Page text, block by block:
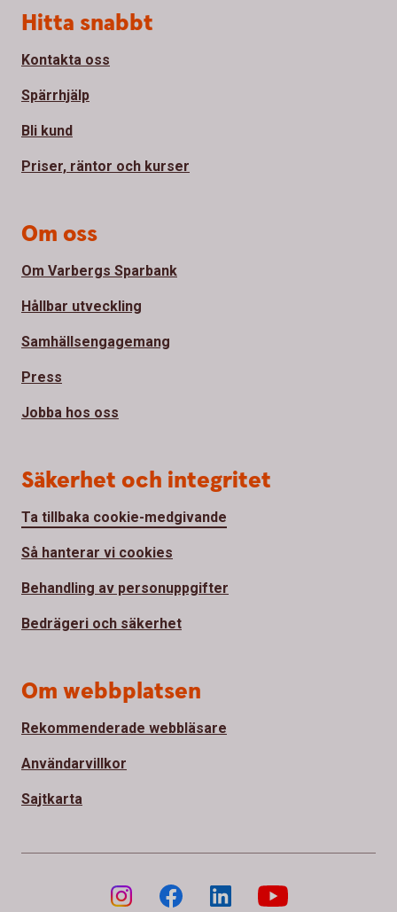
Sidfot
Hitta snabbt
Kontakta oss
Spärrhjälp
Bli kund
Priser, räntor och kurser
Om oss
Om Varbergs Sparbank
Hållbar utveckling
Samhällsengagemang
Press
Jobba hos oss
Säkerhet och integritet
Ta tillbaka cookie-medgivande
Så hanterar vi cookies
Behandling av personuppgifter
Bedrägeri och säkerhet
Om webbplatsen
Rekommenderade webbläsare
Användarvillkor
Sajtkarta